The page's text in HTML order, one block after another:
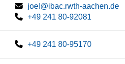
joel@ibac.rwth-aachen.de
+49 241 80-92081
+49 241 80-95170